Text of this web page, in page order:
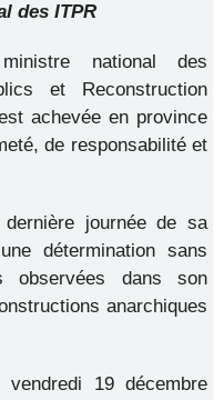
des ITPR
national des
et Reconstruction
achevée en province
de responsabilité et
journée de sa
détermination sans
observées dans son
anarchiques
19 décembre